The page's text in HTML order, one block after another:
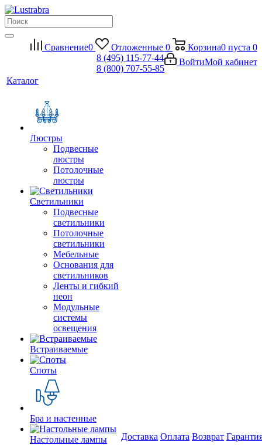
Сравнение0 Отложенные 0 Корзина0 пуста 0
ВойтиМой кабинет
8 (495) 115-77-44
8 (800) 707-55-85
Каталог
Люстры
Подвесные
люстры
Потолочные
люстры
Светильники
Подвесные
светильники
Потолочные
светильники
Мебельные
Основания для
светильников
Ленты и гибкий
неон
Модульные
системы
освещения
Встраиваемые
Споты
Бра и настенные
Настольные лампы Доставка Оплата Возврат